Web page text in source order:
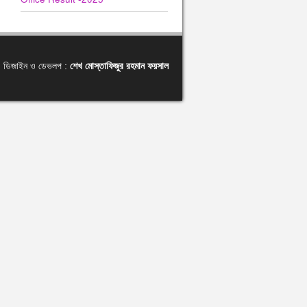
ডিজাইন ও ডেভলপ : শেখ মোস্তাফিজুর রহমান ফয়সাল